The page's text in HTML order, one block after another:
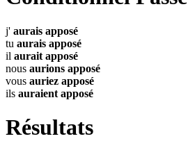
j' aurais apposé
tu aurais apposé
il aurait apposé
nous aurions apposé
vous auriez apposé
ils auraient apposé
Résultats